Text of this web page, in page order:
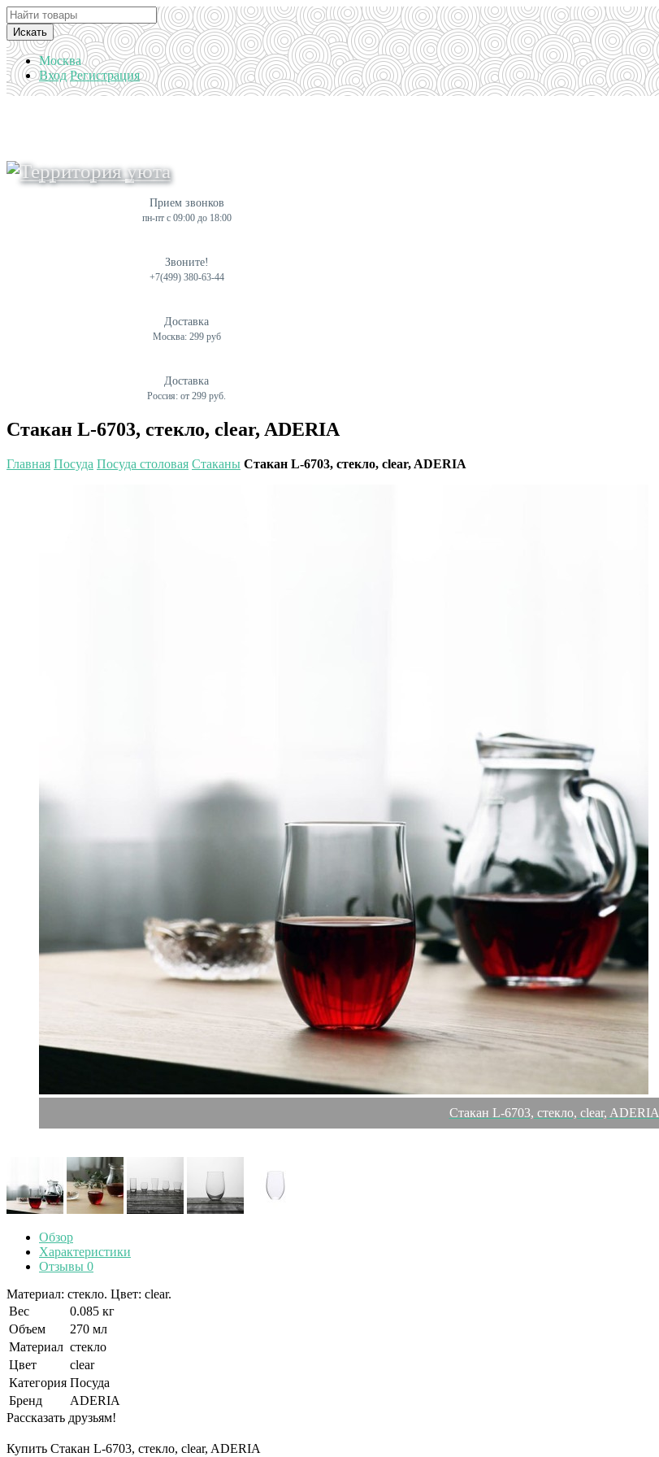
Искать
Москва
Вход Регистрация
Прием звонков
пн-пт с 09:00 до 18:00
Звоните!
+7(499) 380-63-44
Доставка
Москва: 299 руб
Доставка
Россия: от 299 руб.
Стакан L-6703, стекло, clear, ADERIA
Главная Посуда Посуда столовая Стаканы Стакан L-6703, стекло, clear, ADERIA
Стакан L-6703, стекло, clear, ADERIA
Обзор
Характеристики
Отзывы 0
Материал: стекло. Цвет: clear.
Вес
0.085 кг
Объем
270 мл
Материал стекло
Цвет
clear
Категория Посуда
Бренд
ADERIA
Рассказать друзьям!
Купить Стакан L-6703, стекло, clear, ADERIA